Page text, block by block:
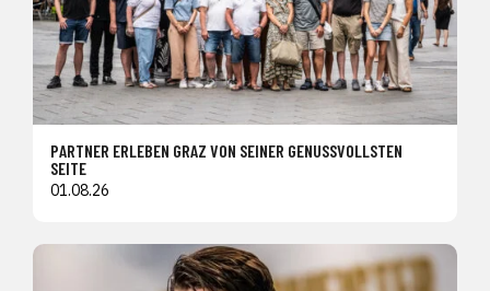
PARTNER ERLEBEN GRAZ VON SEINER GENUSSVOLLSTEN
SEITE
01.08.26